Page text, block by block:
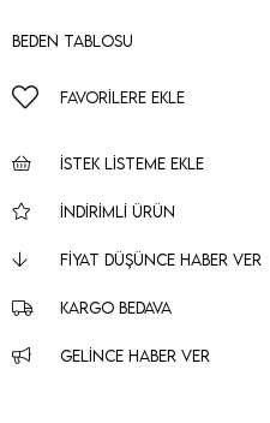
Beden Tablosu
FAVORILERE EKLE
İSTEK LISTEME EKLE
İNDIRIMLI ÜRÜN
FIYAT DÜŞÜNCE HABER VER
KARGO BEDAVA
GELINCE HABER VER